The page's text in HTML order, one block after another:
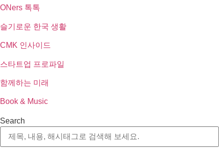
ONers 톡톡
슬기로운 한국 생활
CMK 인사이드
스타트업 프로파일
함께하는 미래
Book & Music
Search